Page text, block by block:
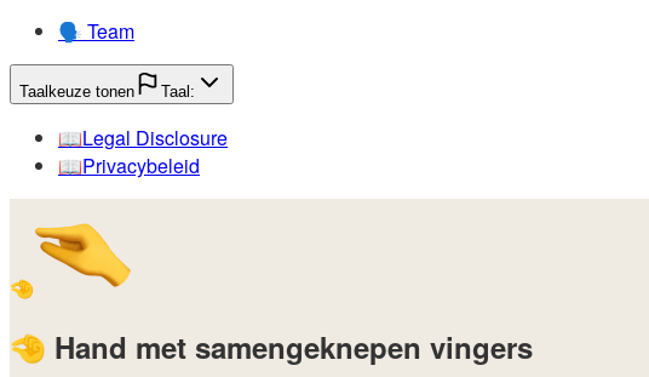
🗣️ Team
Taalkeuze tonen Taal:
📖️Legal Disclosure
📖️Privacybeleid
🤏
🤏 Hand met samengeknepen vingers